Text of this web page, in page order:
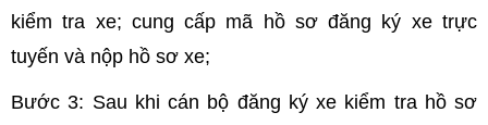
kiểm tra xe; cung cấp mã hồ sơ đăng ký xe trực
tuyến và nộp hồ sơ xe;
Bước 3: Sau khi cán bộ đăng ký xe kiểm tra hồ sơ